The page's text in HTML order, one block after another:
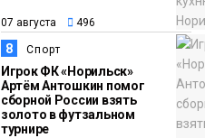
07 августа 496
8 Спорт
Игрок ФК «Норильск»
Артём Антошкин помог
сборной России взять
золото в футзальном
турнире